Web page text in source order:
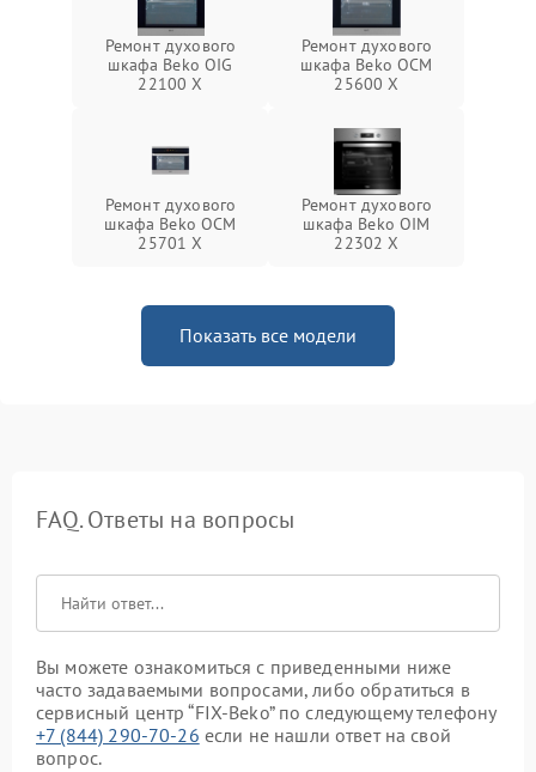
Ремонт духового
шкафа Beko OIG
22100 X
Ремонт духового
шкафа Beko OCM
25600 X
Ремонт духового
шкафа Beko OCM
25701 X
Ремонт духового
шкафа Beko OIM
22302 X
Показать все модели
FAQ. Ответы на вопросы
Вы можете ознакомиться с приведенными ниже
часто задаваемыми вопросами, либо обратиться в
сервисный центр “FIX-Beko” по следующему телефону
+7 (844) 290-70-26 если не нашли ответ на свой
вопрос.